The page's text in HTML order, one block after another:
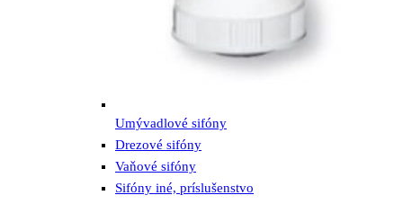
Umývadlové sifóny
Drezové sifóny
Vaňové sifóny
Sifóny iné, príslušenstvo